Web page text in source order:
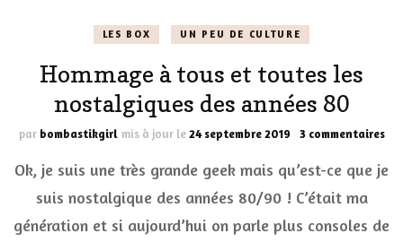
LES BOX UN PEU DE CULTURE
Hommage à tous et toutes les
nostalgiques des années 80
par bombastikgirl mis à jour le24 septembre 2019 3 commentairessur
à
Ok, je suis une très grande geek mais qu’est-ce que je
suis nostalgique des années 80/90 ! C’était ma
génération et si aujourd’hui on parle plus consoles de